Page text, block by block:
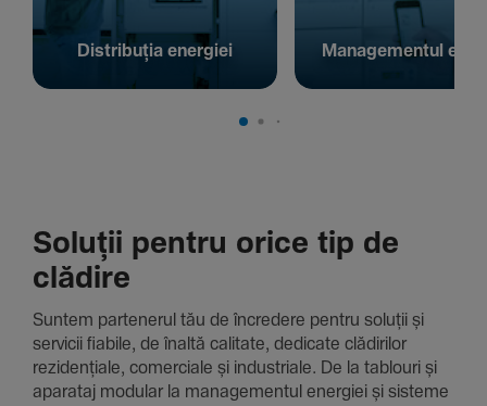
Distribuția energiei Managementul
Soluții pentru orice tip de
clădire
Suntem parte­nerul tău de încre­dere pentru soluții și
servicii fiabile, de înaltă cali­tate, dedi­cate clădi­rilor
rezi­den­țiale, comer­ciale și indus­triale. De la tablouri și
aparataj modular la managementul energiei și sisteme